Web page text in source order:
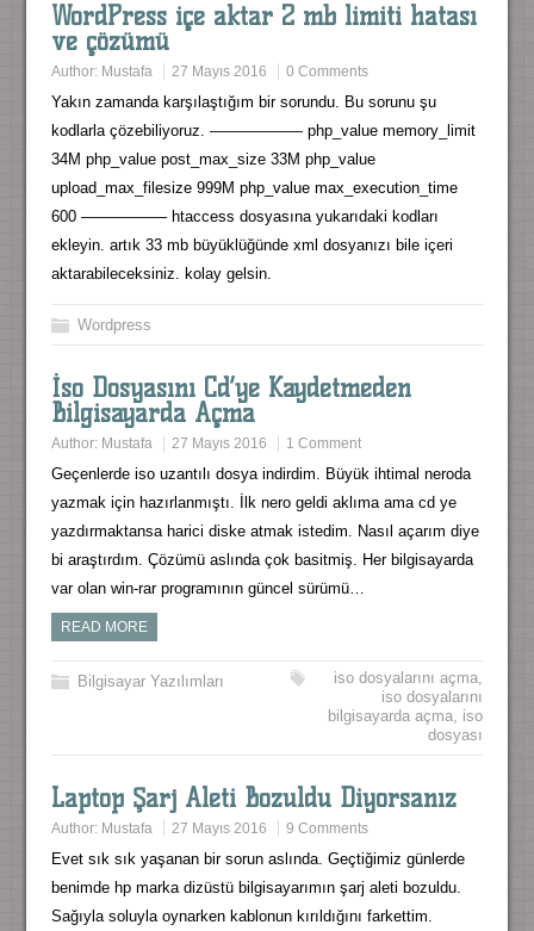
WordPress içe aktar 2 mb limiti hatası
ve çözümü
Author: Mustafa 27 Mayıs 2016 0 Comments
Yakın zamanda karşılaştığım bir sorundu. Bu sorunu şu
kodlarla çözebiliyoruz. —————— php_value memory_limit
34M php_value post_max_size 33M php_value
upload_max_filesize 999M php_value max_execution_time
600 —————– htaccess dosyasına yukarıdaki kodları
ekleyin. artık 33 mb büyüklüğünde xml dosyanızı bile içeri
aktarabileceksiniz. kolay gelsin.
Wordpress
İso Dosyasını Cd’ye Kaydetmeden
Bilgisayarda Açma
Author: Mustafa 27 Mayıs 2016 1 Comment
Geçenlerde iso uzantılı dosya indirdim. Büyük ihtimal neroda
yazmak için hazırlanmıştı. İlk nero geldi aklıma ama cd ye
yazdırmaktansa harici diske atmak istedim. Nasıl açarım diye
bi araştırdım. Çözümü aslında çok basitmiş. Her bilgisayarda
var olan win-rar programının güncel sürümü…
READ MORE
Bilgisayar Yazılımları iso dosyalarını açma,
iso dosyalarını
bilgisayarda açma, iso
dosyası
Laptop Şarj Aleti Bozuldu Diyorsanız
Author: Mustafa 27 Mayıs 2016 9 Comments
Evet sık sık yaşanan bir sorun aslında. Geçtiğimiz günlerde
benimde hp marka dizüstü bilgisayarımın şarj aleti bozuldu.
Sağıyla soluyla oynarken kablonun kırıldığını farkettim.